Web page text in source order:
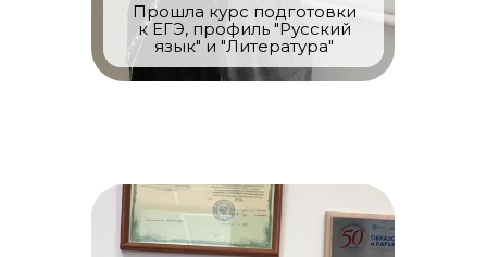
Прошла курс подготовки
к ЕГЭ, профиль "Русский
язык" и "Литература"